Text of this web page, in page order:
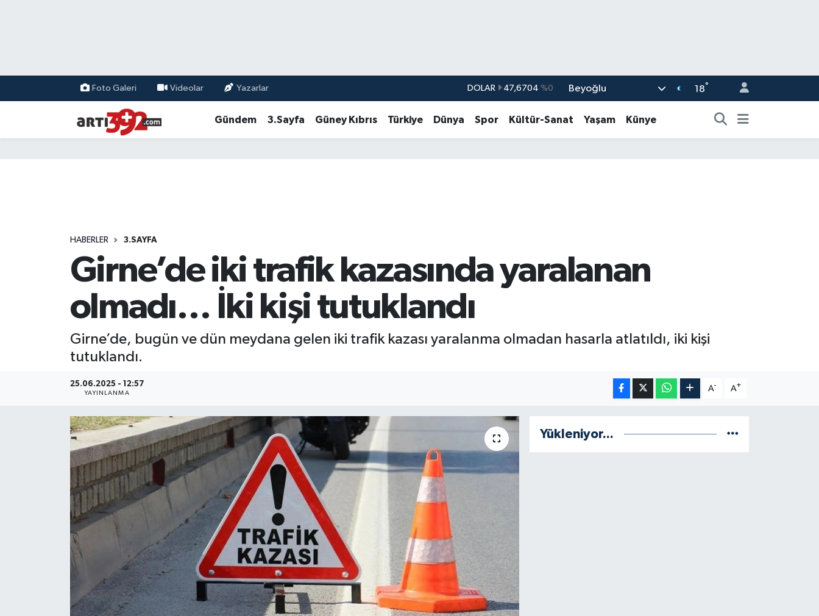
Foto Galeri Videolar Yazarlar DOLAR 47,6704 %0 Beyoğlu 18°
Gündem 3.Sayfa Güney Kıbrıs Türkiye Dünya Spor Kültür-Sanat Yaşam Künye
HABERLER 3.SAYFA
Girne’de iki trafik kazasında yaralanan
olmadı… İki kişi tutuklandı
Girne’de, bugün ve dün meydana gelen iki trafik kazası yaralanma olmadan hasarla atlatıldı, iki kişi
tutuklandı.
25.06.2025 - 12:57
YAYINLANMA
A- A+
Yükleniyor...